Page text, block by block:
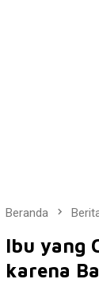
Beranda
Ibu yang
karena